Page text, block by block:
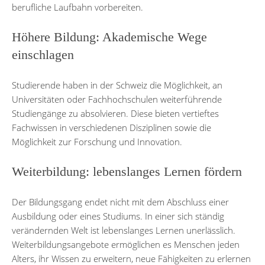
berufliche Laufbahn vorbereiten.
Höhere Bildung: Akademische Wege
einschlagen
Studierende haben in der Schweiz die Möglichkeit, an
Universitäten oder Fachhochschulen weiterführende
Studiengänge zu absolvieren. Diese bieten vertieftes
Fachwissen in verschiedenen Disziplinen sowie die
Möglichkeit zur Forschung und Innovation.
Weiterbildung: lebenslanges Lernen fördern
Der Bildungsgang endet nicht mit dem Abschluss einer
Ausbildung oder eines Studiums. In einer sich ständig
verändernden Welt ist lebenslanges Lernen unerlässlich.
Weiterbildungsangebote ermöglichen es Menschen jeden
Alters, ihr Wissen zu erweitern, neue Fähigkeiten zu erlernen